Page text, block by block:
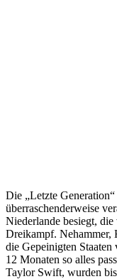
Die „Letzte
überraschenderweise
Niederlande besiegt,
Dreikampf. Nehammer,
die Gepeinigten
12 Monaten so alles
Taylor Swift, wurden